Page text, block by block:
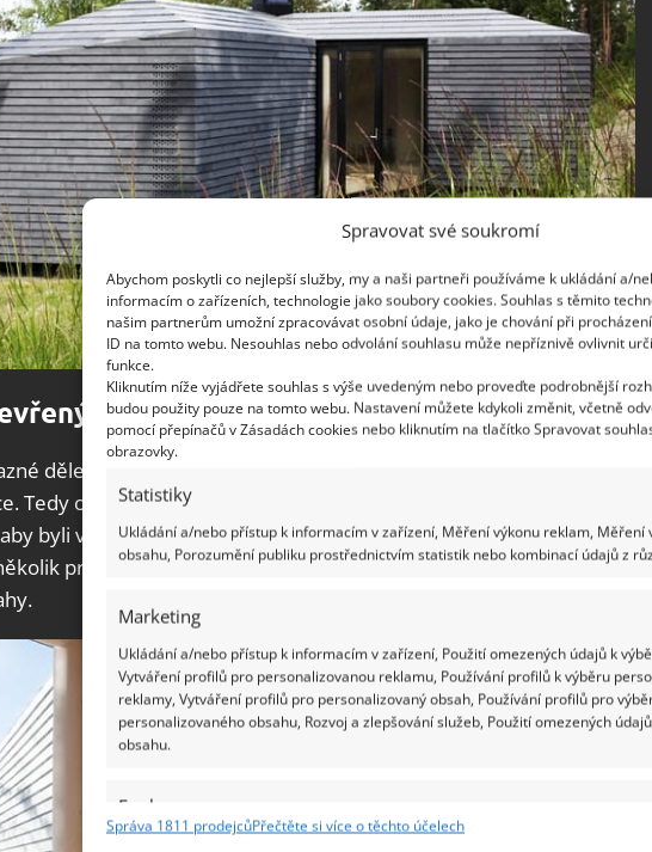
Spravovat své soukromí
Abychom poskytli co nejlepší služby, my a naši partneři používáme k ukládání a/
informacím o zařízeních, technologie jako soubory cookies. Souhlas s těmito
našim partnerům umožní zpracovávat osobní údaje, jako je chování při
ID na tomto webu. Nesouhlas nebo odvolání souhlasu může nepříznivě ovlivnit
funkce.
Kliknutím níže vyjádřete souhlas s výše uvedeným nebo proveďte podrobnější
budou použity pouze na tomto webu. Nastavení můžete kdykoli změnit, včetně
pomocí přepínačů v Zásadách cookies nebo kliknutím na tlačítko Spravovat
obrazovky.
Statistiky
Ukládání a/nebo přístup k informacím v zařízení, Měření výkonu reklam, Měření
obsahu, Porozumění publiku prostřednictvím statistik nebo kombinací údajů z
Marketing
Ukládání a/nebo přístup k informacím v zařízení, Použití omezených údajů k
Vytváření profilů pro personalizovanou reklamu, Používání profilů k výběru
reklamy, Vytváření profilů pro personalizovaný obsah, Používání profilů pro
personalizovaného obsahu, Rozvoj a zlepšování služeb, Použití omezených
obsahu.
Funkce
Správa 1811 prodejcůPřečtěte si více o těchto účelech
prostor
dělení jednotlivých místností. Tento dům u jezera je postaven
Tedy otevřených prostor. Díky tomu navozuje pocit ohromné
byli všichni členové domácnosti, i jejich návštěva stále v kontaktu.
prvků, které prostor definují. Hlavně potom zajímavě řešení